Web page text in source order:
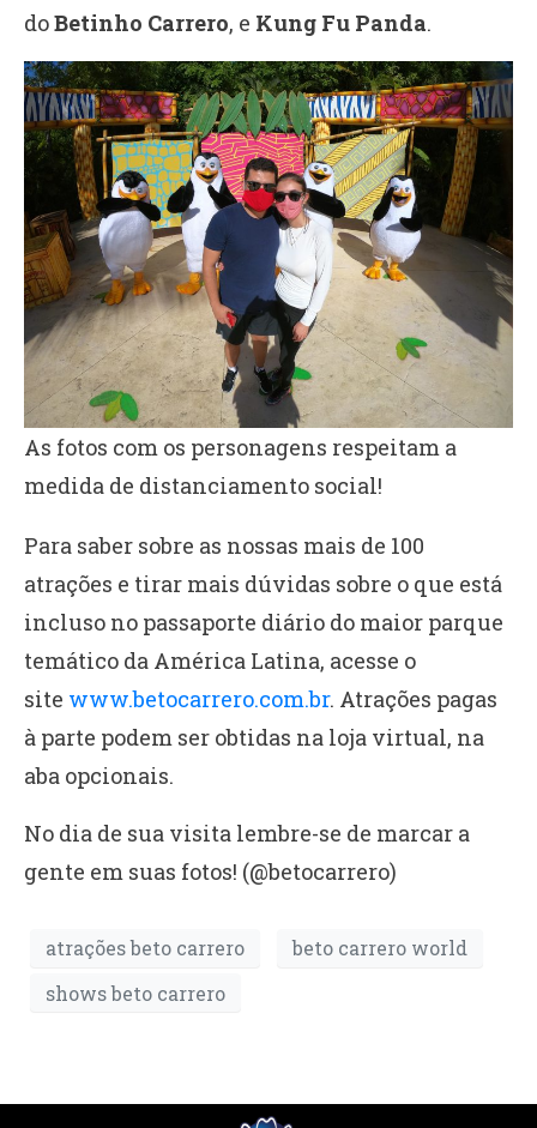
doBetinho Carrero, e Kung Fu Panda.
As fotos com os personagens respeitam a
medida de distanciamento social!
Para saber sobre as nossas mais de 100
atrações e tirar mais dúvidas sobre o que está
incluso no passaporte diário do maior parque
temático da América Latina, acesse o
site www.betocarrero.com.br. Atrações pagas
à parte podem ser obtidas na loja virtual, na
aba opcionais.
No dia de sua visita lembre-se de marcar a
gente em suas fotos! (@betocarrero)
atrações beto carrero
beto carrero world
shows beto carrero